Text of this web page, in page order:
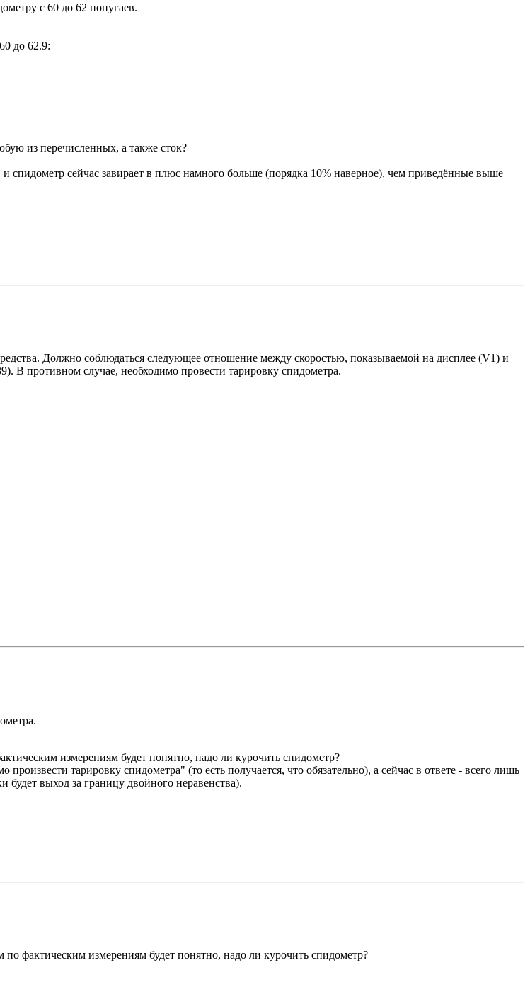
с 60 до 62 попугаев.
до 62.9:
из перечисленных, а также сток?
спидометр сейчас завирает в плюс намного больше (порядка 10% наверное), чем приведённые выше
Должно соблюдаться следующее отношение между скоростью, показываемой на дисплее (V1) и
противном случае, необходимо провести тарировку спидометра.
измерениям будет понятно, надо ли курочить спидометр?
тарировку спидометра" (то есть получается, что обязательно), а сейчас в ответе - всего лишь
будет выход за границу двойного неравенства).
по фактическим измерениям будет понятно, надо ли курочить спидометр?